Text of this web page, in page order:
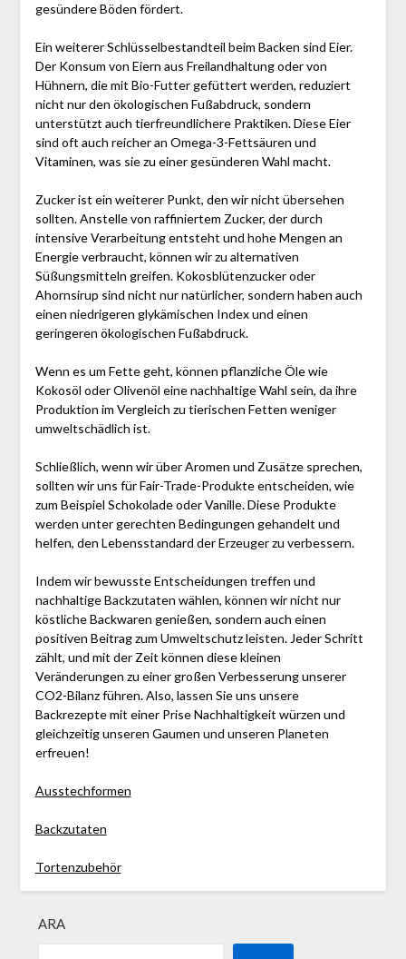
gesündere Böden fördert.
Ein weiterer Schlüsselbestandteil beim Backen sind Eier.
Der Konsum von Eiern aus Freilandhaltung oder von
Hühnern, die mit Bio-Futter gefüttert werden, reduziert
nicht nur den ökologischen Fußabdruck, sondern
unterstützt auch tierfreundlichere Praktiken. Diese Eier
sind oft auch reicher an Omega-3-Fettsäuren und
Vitaminen, was sie zu einer gesünderen Wahl macht.
Zucker ist ein weiterer Punkt, den wir nicht übersehen
sollten. Anstelle von raffiniertem Zucker, der durch
intensive Verarbeitung entsteht und hohe Mengen an
Energie verbraucht, können wir zu alternativen
Süßungsmitteln greifen. Kokosblütenzucker oder
Ahornsirup sind nicht nur natürlicher, sondern haben auch
einen niedrigeren glykämischen Index und einen
geringeren ökologischen Fußabdruck.
Wenn es um Fette geht, können pflanzliche Öle wie
Kokosöl oder Olivenöl eine nachhaltige Wahl sein, da ihre
Produktion im Vergleich zu tierischen Fetten weniger
umweltschädlich ist.
Schließlich, wenn wir über Aromen und Zusätze sprechen,
sollten wir uns für Fair-Trade-Produkte entscheiden, wie
zum Beispiel Schokolade oder Vanille. Diese Produkte
werden unter gerechten Bedingungen gehandelt und
helfen, den Lebensstandard der Erzeuger zu verbessern.
Indem wir bewusste Entscheidungen treffen und
nachhaltige Backzutaten wählen, können wir nicht nur
köstliche Backwaren genießen, sondern auch einen
positiven Beitrag zum Umweltschutz leisten. Jeder Schritt
zählt, und mit der Zeit können diese kleinen
Veränderungen zu einer großen Verbesserung unserer
CO2-Bilanz führen. Also, lassen Sie uns unsere
Backrezepte mit einer Prise Nachhaltigkeit würzen und
gleichzeitig unseren Gaumen und unseren Planeten
erfreuen!
Ausstechformen
Backzutaten
Tortenzubehör
ARA